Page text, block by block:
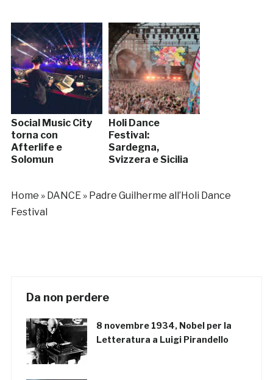
Social Music City
torna con
Afterlife e
Solomun
Holi Dance
Festival:
Sardegna,
Svizzera e Sicilia
Home » DANCE» Padre Guilherme all’Holi Dance
Festival
Da non perdere
8 novembre 1934, Nobel per la
Letteratura a Luigi Pirandello